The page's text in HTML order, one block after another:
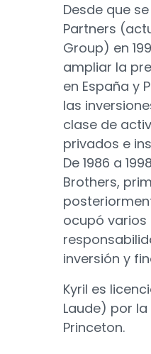
Desde que
Partners
Group) en
ampliar la
en España y
las
clase de
privados e
De 1986 a
Brothers,
ocupó
inversión y
Kyril es
Laude) por
Princeton.